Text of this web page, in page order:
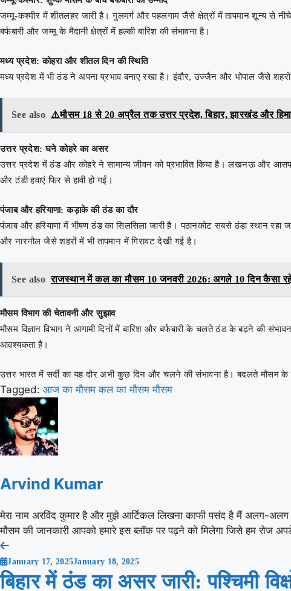
जम्मू-कश्मीर में शीतलहर जारी है। गुलमर्ग और पहलगाम जैसे क्षेत्रों में तापमान शून्य से
बर्फबारी और जम्मू के मैदानी क्षेत्रों में हल्की बारिश की संभावना है।
मध्य प्रदेश: कोहरा और शीतल दिन की स्थिति
मध्य प्रदेश में भी ठंड ने अपना प्रभाव बनाए रखा है। इंदौर, उज्जैन और भोपाल जैसे
See also ⚠️मौसम 18 से 20 अप्रैल तक उत्तर प्रदेश, बिहार, झारखंड और
उत्तर प्रदेश: घने कोहरे का असर
उत्तर प्रदेश में ठंड और कोहरे ने सामान्य जीवन को प्रभावित किया है। लखनऊ और
और ठंडी हवाएं फिर से हावी हो गईं।
पंजाब और हरियाणा: कड़ाके की ठंड का दौर
पंजाब और हरियाणा में भीषण ठंड का सिलसिला जारी है। पठानकोट सबसे ठंडा स्थान
और नारनौल जैसे शहरों में भी तापमान में गिरावट देखी गई है।
See also राजस्थान में कल का मौसम 10 जनवरी 2026: अगले 10 दिन कैसा
मौसम विभाग की चेतावनी और सुझाव
मौसम विज्ञान विभाग ने आगामी दिनों में बारिश और बर्फबारी के चलते ठंड के बढ़ने की
आवश्यकता है।
उत्तर भारत में सर्दी का यह दौर अभी कुछ दिन और चलने की संभावना है। बदलते मौसम
Tagged: आज का मौसम कल का मौसम मौसम
Arvind Kumar
मेरा नाम अरविंद कुमार है और मुझे आर्टिकल लिखना काफी पसंद है मैं अलग-अलग
मौसम की जानकारी आपको हमारे इस ब्लॉक पर पढ़ने को मिलेगा जिसे हम रोज
Post
navigation
January 17, 2025January 18, 2025
बिहार में ठंड का असर जारी: पश्चिमी